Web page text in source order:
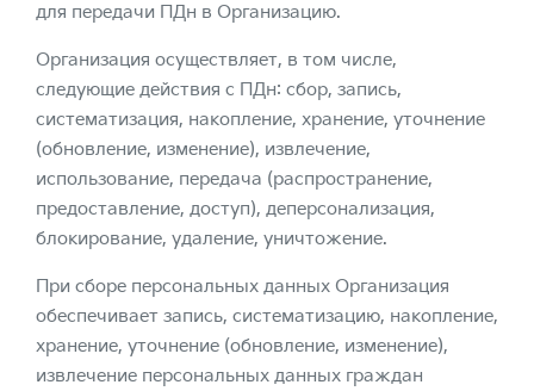
для передачи ПДн в Организацию.
Организация осуществляет, в том числе,
следующие действия с ПДн: сбор, запись,
систематизация, накопление, хранение, уточнение
(обновление, изменение), извлечение,
использование, передача (распространение,
предоставление, доступ), деперсонализация,
блокирование, удаление, уничтожение.
При сборе персональных данных Организация
обеспечивает запись, систематизацию, накопление,
хранение, уточнение (обновление, изменение),
извлечение персональных данных граждан